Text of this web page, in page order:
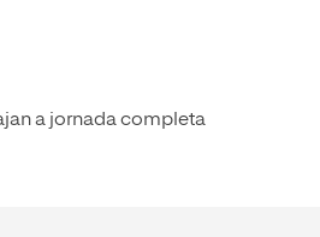
a jornada completa